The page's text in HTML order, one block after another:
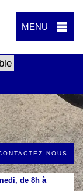
MENU
NOUS
de 8h à